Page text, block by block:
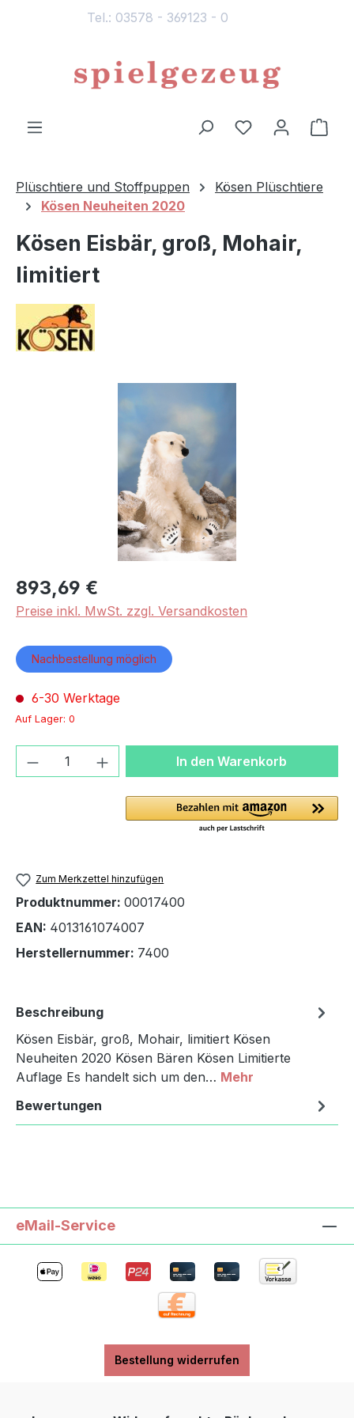
Tel.: 03578 - 369123 - 0
Du hast 0
Plüschtiere und Stoffpuppen
Kösen Plüschtiere
Kösen Neuheiten 2020
Kösen Eisbär, groß, Mohair,
limitiert
893,69 €
Preise inkl. MwSt. zzgl. Versandkosten
Nachbestellung möglich
6-30 Werktage
Auf Lager: 0
Produkt Anzahl: Gib denIn den Warenkorb
Zum Merkzettel hinzufügen
Produktnummer: 00017400
EAN: 4013161074007
Herstellernummer: 7400
Beschreibung
Kösen Eisbär, groß, Mohair, limitiert Kösen
Neuheiten 2020 Kösen Bären Kösen Limitierte
Auflage Es handelt sich um den… Mehr
Bewertungen
eMail-Service
Bestellung widerrufen